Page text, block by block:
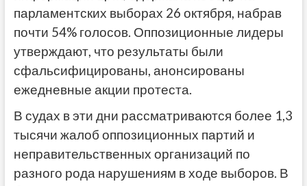
парламентских выборах 26 октября, набрав
почти 54% голосов. Оппозиционные лидеры
утверждают, что результаты были
сфальсифицированы, анонсированы
ежедневные акции протеста.
В судах в эти дни рассматриваются более 1,3
тысячи жалоб оппозиционных партий и
неправительственных организаций по
разного рода нарушениям в ходе выборов. В